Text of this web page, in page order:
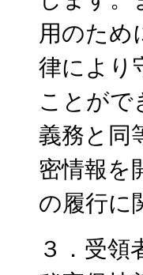
用のため
律により
ことがで
義務と同
密情報を
の履行に
３．受領